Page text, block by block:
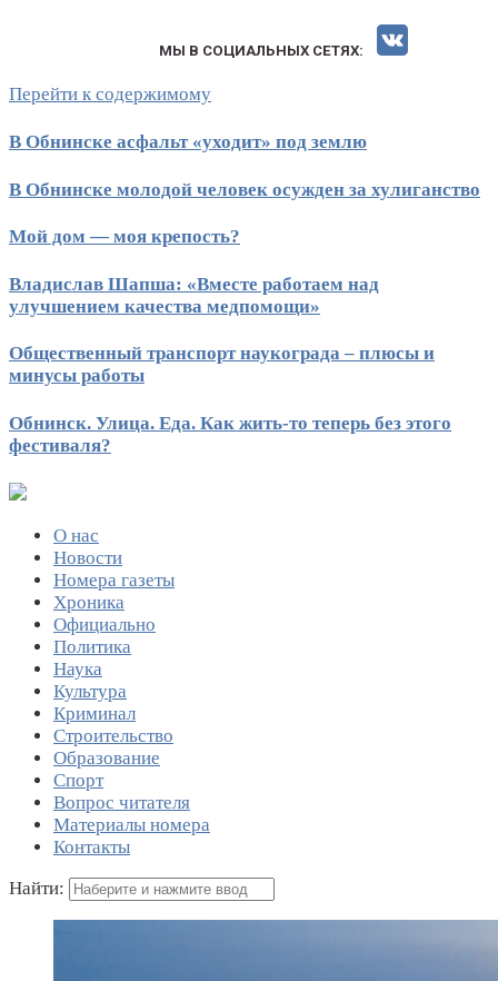
МЫ В СОЦИАЛЬНЫХ СЕТЯХ:
Перейти к содержимому
В Обнинске асфальт «уходит» под землю
В Обнинске молодой человек осужден за хулиганство
Мой дом — моя крепость?
Владислав Шапша: «Вместе работаем над
улучшением качества медпомощи»
Общественный транспорт наукограда – плюсы и
минусы работы
Обнинск. Улица. Еда. Как жить-то теперь без этого
фестиваля?
О нас
Новости
Номера газеты
Хроника
Официально
Политика
Наука
Культура
Криминал
Строительство
Образование
Спорт
Вопрос читателя
Материалы номера
Контакты
Найти: